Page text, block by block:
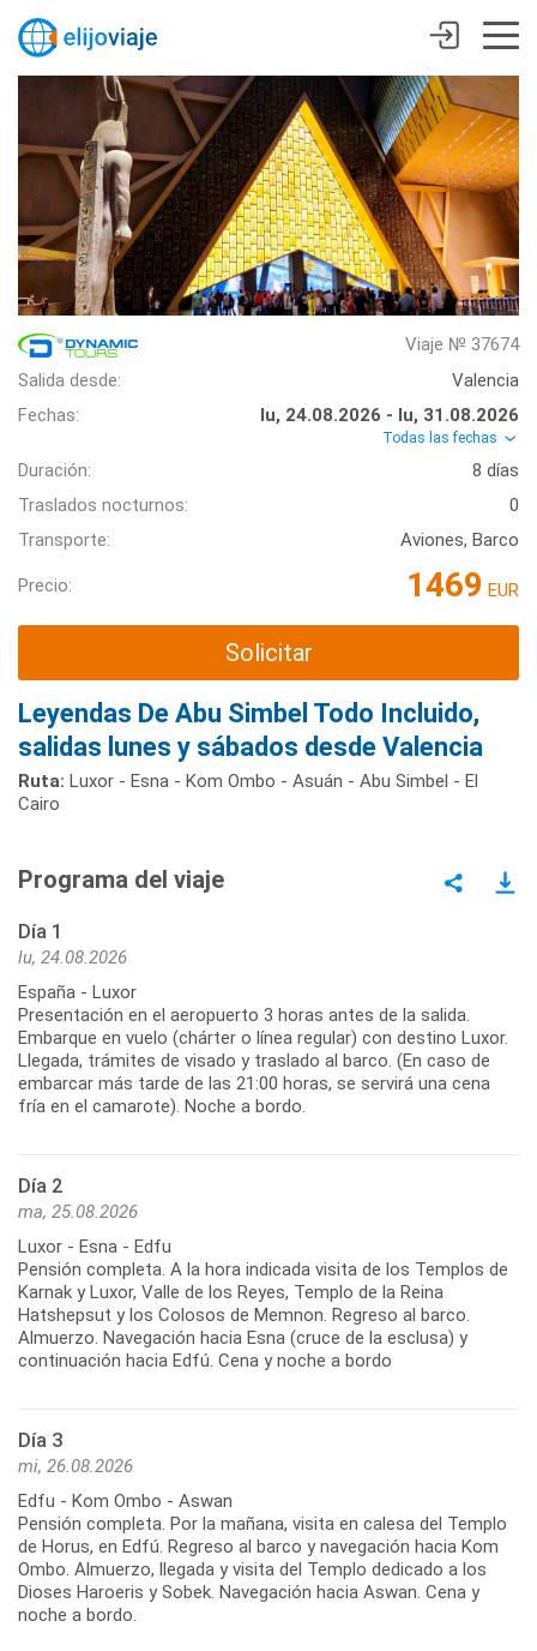
Viaje № 37674
Salida desde:
Valencia
Fechas:
lu, 24.08.2026 - lu, 31.08.2026
Todas las fechas
Duración:
8 días
Traslados nocturnos:
0
Transporte:
Aviones, Barco
Precio: 1469 EUR
Solicitar
Leyendas De Abu Simbel Todo Incluido,
salidas lunes y sábados desde Valencia
Ruta: Luxor - Esna - Kom Ombo - Asuán - Abu Simbel - El
Cairo
Programa del viaje
Día 1
lu, 24.08.2026
España - Luxor
Presentación en el aeropuerto 3 horas antes de la salida.
Embarque en vuelo (chárter o línea regular) con destino Luxor.
Llegada, trámites de visado y traslado al barco. (En caso de
embarcar más tarde de las 21:00 horas, se servirá una cena
fría en el camarote). Noche a bordo.
Día 2
ma, 25.08.2026
Luxor - Esna - Edfu
Pensión completa. A la hora indicada visita de los Templos de
Karnak y Luxor, Valle de los Reyes, Templo de la Reina
Hatshepsut y los Colosos de Memnon. Regreso al barco.
Almuerzo. Navegación hacia Esna (cruce de la esclusa) y
continuación hacia Edfú. Cena y noche a bordo
Día 3
mi, 26.08.2026
Edfu - Kom Ombo - Aswan
Pensión completa. Por la mañana, visita en calesa del Templo
de Horus, en Edfú. Regreso al barco y navegación hacia Kom
Ombo. Almuerzo, llegada y visita del Templo dedicado a los
Dioses Haroeris y Sobek. Navegación hacia Aswan. Cena y
noche a bordo.